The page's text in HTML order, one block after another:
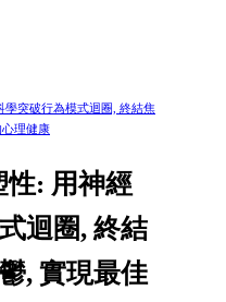
學突破行為模式迴圈, 終結焦
理健康
性: 用神經
迴圈, 終結
, 實現最佳